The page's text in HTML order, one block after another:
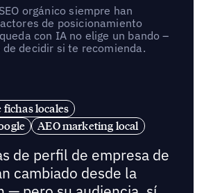
orgánico siempre han
de posicionamiento
con IA no elige un bando –
decidir si te recomienda.
locales
AEO marketing local
de perfil de empresa de
cambiado desde la